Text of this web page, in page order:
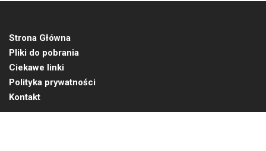
Strona Główna
Pliki do pobrania
Ciekawe linki
Polityka prywatności
Kontakt